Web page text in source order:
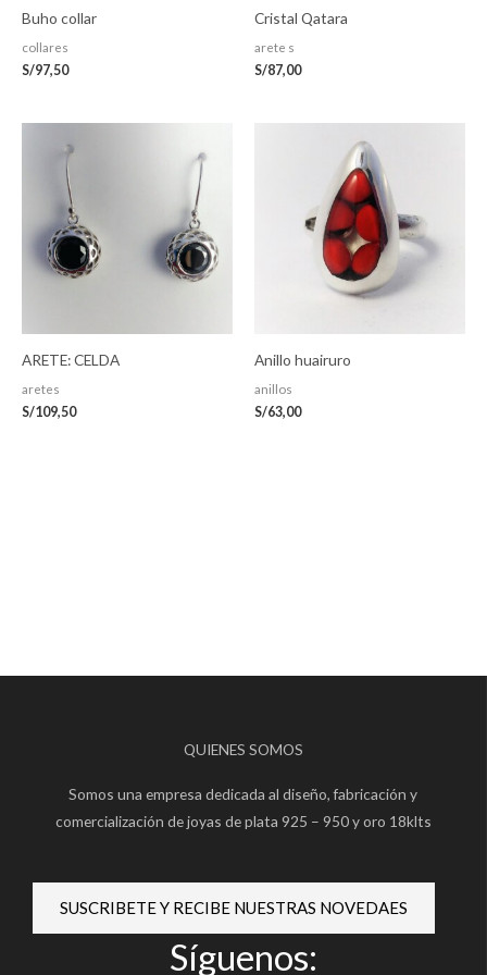
Buho collar
collares
S/97,50
Cristal Qatara
arete s
S/87,00
ARETE: CELDA
aretes
S/109,50
Anillo huairuro
anillos
S/63,00
QUIENES SOMOS
Somos una empresa dedicada al diseño, fabricación y
comercialización de joyas de plata 925 – 950 y oro 18klts
SUSCRIBETE Y RECIBE NUESTRAS NOVEDAES
Síguenos: